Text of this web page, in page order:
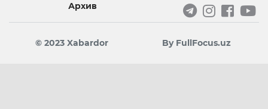
Архив
© 2023 Xabardor By FullFocus.uz